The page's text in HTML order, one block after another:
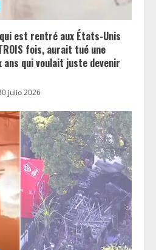
est rentré aux États-Unis
fois, aurait tué une
qui voulait juste devenir
julio 2026